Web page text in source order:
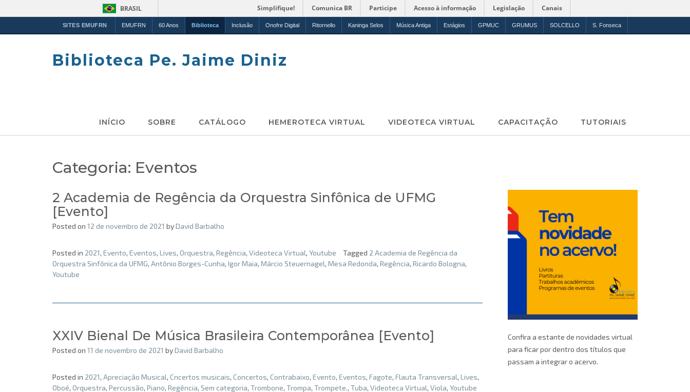
BRASIL Simplifique! Comunica BR Participe Acesso à informação Legislação Canais
SITES EMUFRN EMUFRN 60 Anos Biblioteca Inclusão Onofre Digital Ritornello Kaninga Selos Música Antiga Estágios GPMUC GRUMUS SOLCELLO S. Fonseca
Biblioteca Pe. Jaime Diniz
INÍCIO SOBRE CATÁLOGO HEMEROTECA VIRTUAL VIDEOTECA VIRTUAL CAPACITAÇÃO TUTORIAIS
Categoria: Eventos
2 Academia de Regência da Orquestra Sinfônica de UFMG
[Evento]
Posted on 12 de novembro de 2021 byDavid Barbalho
Posted in 2021, Evento, Eventos, Lives, Orquestra, Regência, Videoteca Virtual, Youtube Tagged 2 Academia de Regência da
Orquestra Sinfônica da UFMG, Antônio Borges-Cunha, Igor Maia, Márcio Steuernagel, Mesa Redonda, Regência, Ricardo Bologna,
Youtube
XXIV Bienal De Música Brasileira Contemporânea [Evento]
Posted on 11 de novembro de 2021 byDavid Barbalho
Posted in 2021, Apreciação Musical, Cncertos musicais, Concertos, Contrabaixo, Evento, Eventos, Fagote, Flauta Transversal, Lives,
Oboé, Orquestra, Percussão, Piano, Regência, Sem categoria, Trombone, Trompa, Trompete., Tuba, Videoteca Virtual, Viola, Youtube
Confira a estante de novidades virtual
para ficar por dentro dos títulos que
passam a integrar o acervo.